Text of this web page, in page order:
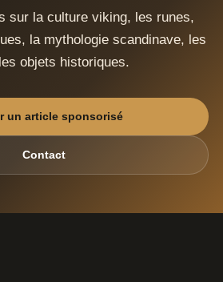
sur la culture viking, les runes,
la mythologie scandinave, les
objets historiques.
un article sponsorisé
Contact